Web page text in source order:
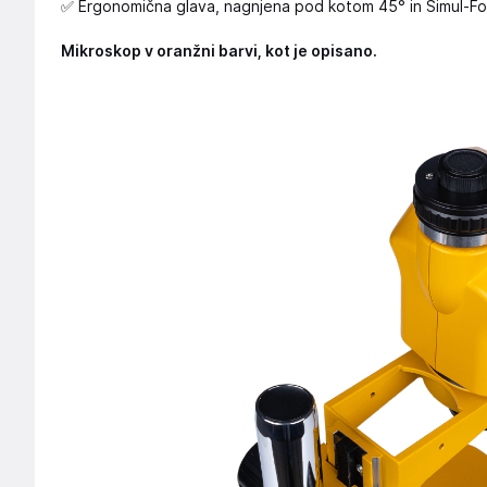
✅ Ergonomična glava, nagnjena pod kotom 45° in Simul-
Mikroskop v oranžni barvi, kot je opisano.